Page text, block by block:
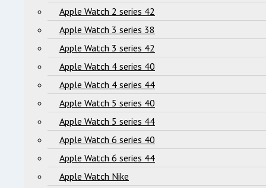
Apple Watch 2 series 42
Apple Watch 3 series 38
Apple Watch 3 series 42
Apple Watch 4 series 40
Apple Watch 4 series 44
Apple Watch 5 series 40
Apple Watch 5 series 44
Apple Watch 6 series 40
Apple Watch 6 series 44
Apple Watch Nike